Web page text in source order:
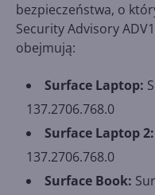
bezpieczeństwa, o
Security Advisory
obejmują:
Surface Laptop:
137.2706.768.0
Surface Laptop 2:
137.2706.768.0
Surface Book: